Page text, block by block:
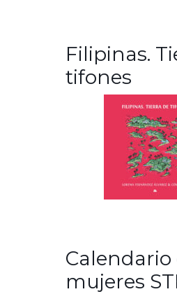
Filipinas.
tifones
Calendario
mujeres